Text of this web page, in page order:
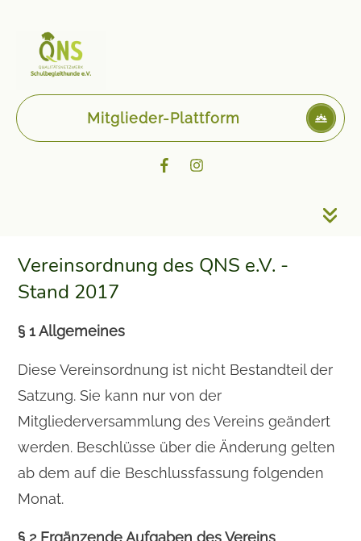
Mitglieder-Plattform
Vereinsordnung des QNS e.V. -
Stand 2017
§ 1 Allgemeines
Diese Vereinsordnung ist nicht Bestandteil der
Satzung. Sie kann nur von der
Mitgliederversammlung des Vereins geändert
werden. Beschlüsse über die Änderung gelten
ab dem auf die Beschlussfassung folgenden
Monat.
§ 2 Ergänzende Aufgaben des Vereins